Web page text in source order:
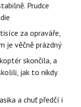
Prudce
za opraváře,
je věčně prázdný
skončila, a
jak to nikdy
a chuť předčí i